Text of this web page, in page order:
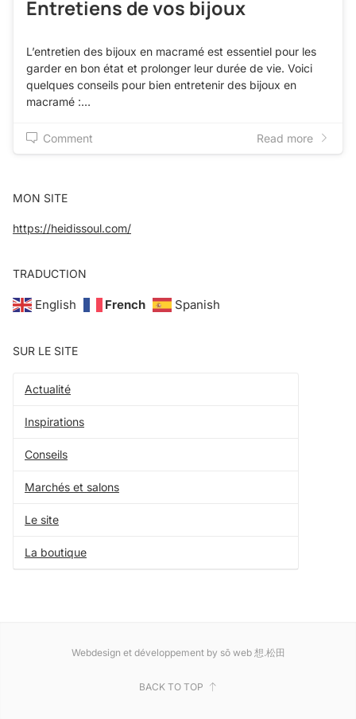
Entretiens de vos bijoux
L’entretien des bijoux en macramé est essentiel pour les
garder en bon état et prolonger leur durée de vie. Voici
quelques conseils pour bien entretenir des bijoux en
macramé :…
Comment Read more
MON SITE
https://heidissoul.com/
TRADUCTION
English French Spanish
SUR LE SITE
Actualité
Inspirations
Conseils
Marchés et salons
Le site
La boutique
Webdesign et développement by sō web 想.松田
BACK TO TOP